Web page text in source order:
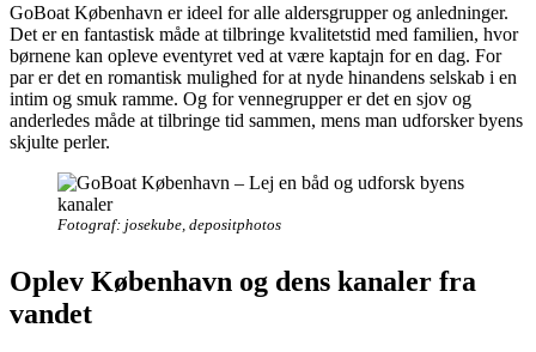
GoBoat København er ideel for alle aldersgrupper og anledninger.
Det er en fantastisk måde at tilbringe kvalitetstid med familien, hvor
børnene kan opleve eventyret ved at være kaptajn for en dag. For
par er det en romantisk mulighed for at nyde hinandens selskab i en
intim og smuk ramme. Og for vennegrupper er det en sjov og
anderledes måde at tilbringe tid sammen, mens man udforsker byens
skjulte perler.
Fotograf: josekube, depositphotos
Oplev København og dens kanaler fra
vandet